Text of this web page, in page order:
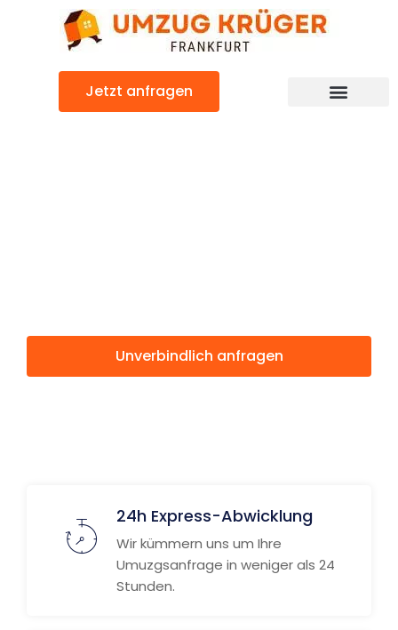
Jetzt anfragen
Unverbindlich anfragen
24h Express-Abwicklung
Wir kümmern uns um Ihre
Umuzgsanfrage in weniger als 24
Stunden.